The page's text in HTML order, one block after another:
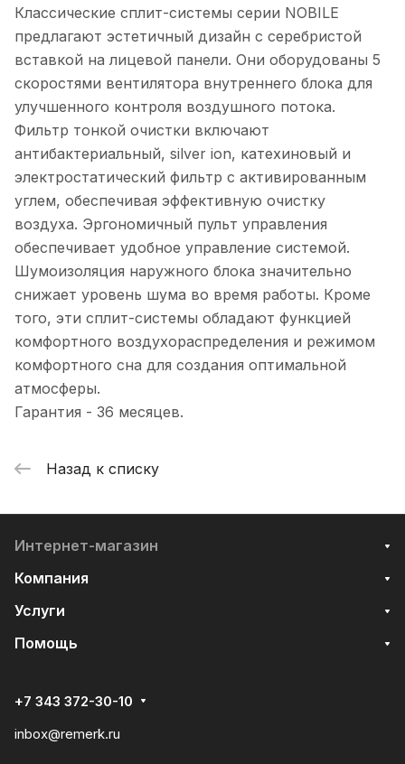
Классические сплит-системы серии NOBILE
предлагают эстетичный дизайн с серебристой
вставкой на лицевой панели. Они оборудованы 5
скоростями вентилятора внутреннего блока для
улучшенного контроля воздушного потока.
Фильтр тонкой очистки включают
антибактериальный, silver ion, катехиновый и
электростатический фильтр с активированным
углем, обеспечивая эффективную очистку
воздуха. Эргономичный пульт управления
обеспечивает удобное управление системой.
Шумоизоляция наружного блока значительно
снижает уровень шума во время работы. Кроме
того, эти сплит-системы обладают функцией
комфортного воздухораспределения и режимом
комфортного сна для создания оптимальной
атмосферы.
Гарантия - 36 месяцев.
Назад к списку
Интернет-магазин
Компания
Услуги
Помощь
+7 343 372-30-10
inbox@remerk.ru